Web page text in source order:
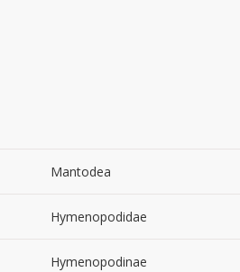
Mantodea
Hymenopodidae
Hymenopodinae